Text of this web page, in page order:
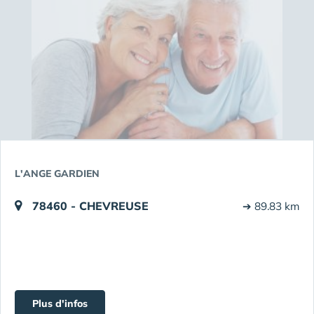
L'ANGE GARDIEN
78460 - CHEVREUSE ➔ 89.83 km
Plus d'infos